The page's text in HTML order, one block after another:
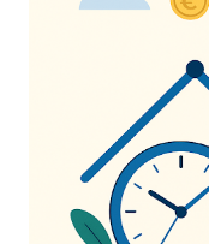
en noodzakelijke
en lifestyle, en 20%
schulden. Het mooie
inkomensniveau
netto per maand
De eerste categorie,
en noodzakelijke